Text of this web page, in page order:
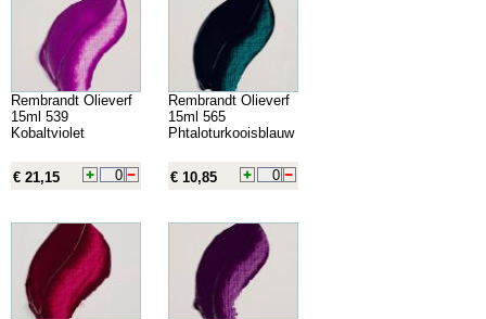
Rembrandt Olieverf
15ml 539
Kobaltviolet
€ 21,15
Rembrandt Olieverf
15ml 565
Phtaloturkooisblauw
€ 10,85